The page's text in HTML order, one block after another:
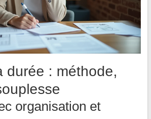
durée : méthode,
organisation et